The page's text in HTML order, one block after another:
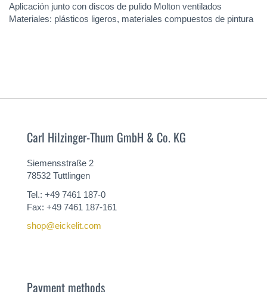
Aplicación junto con discos de pulido Molton ventilados
Materiales: plásticos ligeros, materiales compuestos de pintura
Carl Hilzinger-Thum GmbH & Co. KG
Siemensstraße 2
78532 Tuttlingen
Tel.: +49 7461 187-0
Fax: +49 7461 187-161
shop@eickelit.com
Payment methods